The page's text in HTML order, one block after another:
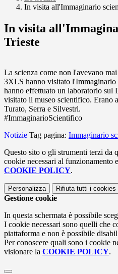
In visita all'Immaginario
In visita
Trieste
La scienza come non l'avevano
3XLS hanno visitato l'
hanno effettuato un laboratorio
visitato il museo scientifico. Erano
Turato, Serra e Silvestri.
#ImmaginarioScientifico
Notizie Tag pagina: Immaginario
Questo sito o gli strumenti terzi da
cookie necessari al
COOKIE POLICY.
Personalizza Rifiuta tutti i cookies
Gestione cookie
In questa schermata è possibile
I cookie necessari sono quelli che
piattaforma e non è possibile
Per conoscere quali sono i cookie
visionare la COOKIE POLICY.